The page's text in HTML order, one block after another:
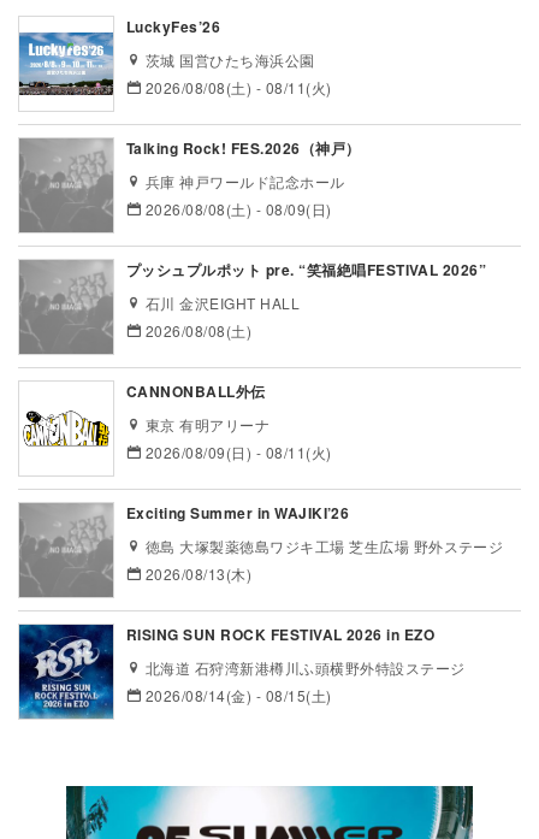
LuckyFes’26
茨城 国営ひたち海浜公園
2026/08/08(土) - 08/11(火)
Talking Rock! FES.2026（神戸）
兵庫 神戸ワールド記念ホール
2026/08/08(土) - 08/09(日)
プッシュプルポット pre. “笑福絶唱FESTIVAL 2026”
石川 金沢EIGHT HALL
2026/08/08(土)
CANNONBALL外伝
東京 有明アリーナ
2026/08/09(日) - 08/11(火)
Exciting Summer in WAJIKI’26
徳島 大塚製薬徳島ワジキ工場 芝生広場 野外ステージ
2026/08/13(木)
RISING SUN ROCK FESTIVAL 2026 in EZO
北海道 石狩湾新港樽川ふ頭横野外特設ステージ
2026/08/14(金) - 08/15(土)